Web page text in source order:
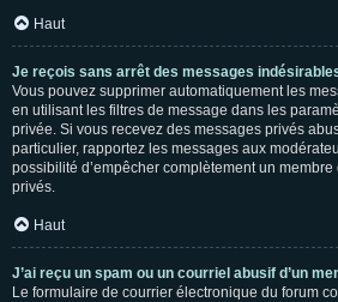
Haut
Je reçois sans arrêt des messages
Vous pouvez supprimer automatiquement les
en utilisant les filtres de message dans les
privée. Si vous recevez des messages privés
particulier, rapportez les messages aux
possibilité d’empêcher complètement un membre
privés.
Haut
J’ai reçu un spam ou un courriel abusif d’un
Le formulaire de courrier électronique du forum